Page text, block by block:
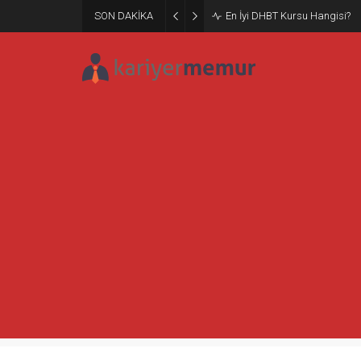
SON DAKİKA En İyi DHBT Kursu Hangisi?